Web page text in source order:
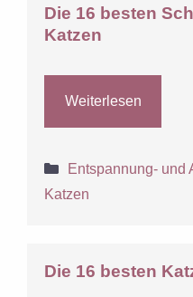
Die 16 besten
Katzen
Weiterlesen
Kategorien
Entspannung- und
Katzen
Die 16 besten